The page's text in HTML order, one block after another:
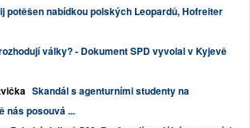
potěšen nabídkou polských Leopardů, Hofreiter
války? - Dokument SPD vyvolal v Kyjevě
Skandál s agenturními studenty na
nás posouvá ...